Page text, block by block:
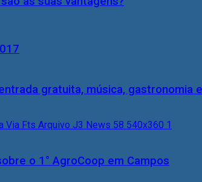
gratuita, música, gastronomia
o 1° AgroCoop em Campos